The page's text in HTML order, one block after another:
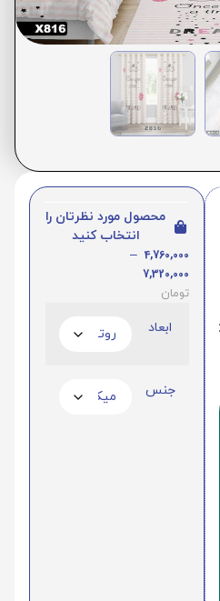
محصول مورد نظرتان را
انتخاب کنید
4,760,000
–
7,320,000
تومان
ابعاد
جنس